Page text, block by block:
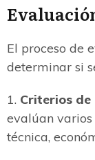
El proceso de
determinar si
1. Criterios de
evalúan
técnica,